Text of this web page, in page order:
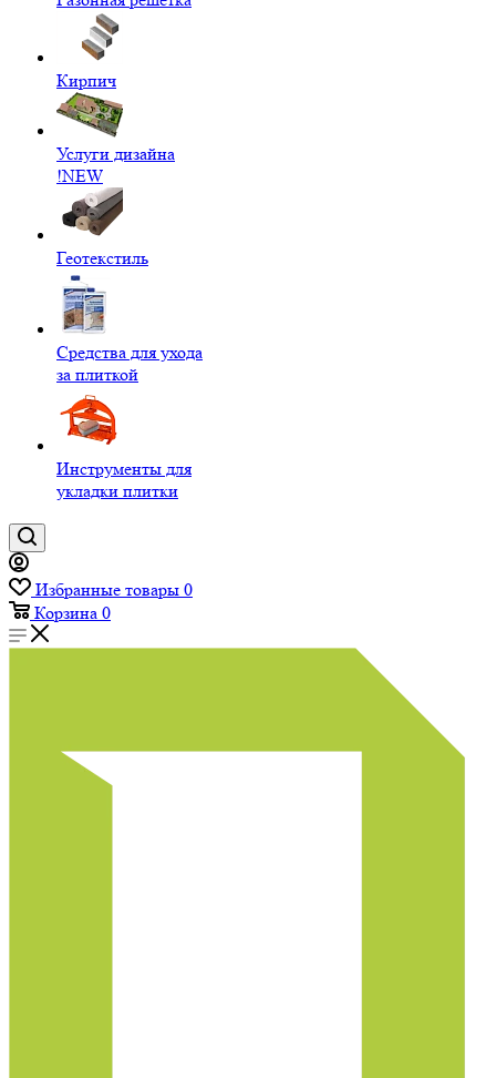
Кирпич
Услуги дизайна
!NEW
Геотекстиль
Средства для ухода
за плиткой
Инструменты для
укладки плитки
Избранные товары 0
Корзина 0